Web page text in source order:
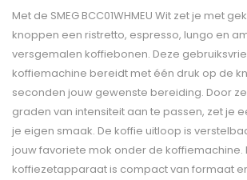
Met de SMEG BCC01WHMEU Wit zet je met
knoppen een ristretto, espresso, lungo en
versgemalen koffiebonen. Deze
koffiemachine bereidt met één druk op de
seconden jouw gewenste bereiding. Door
graden van intensiteit aan te passen, zet je
je eigen smaak. De koffie uitloop is
jouw favoriete mok onder de koffiemachine.
koffiezetapparaat is compact van formaat